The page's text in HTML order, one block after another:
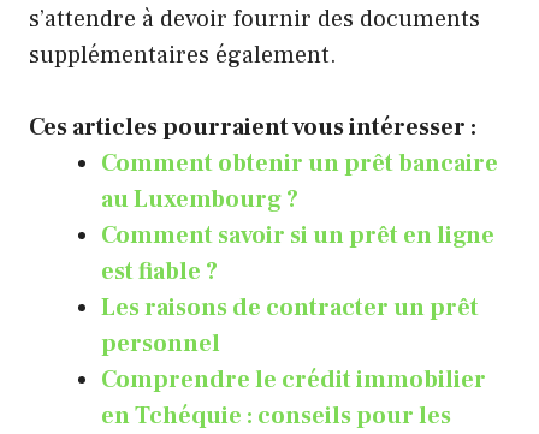
s’attendre à devoir fournir des documents
supplémentaires également.
Ces articles pourraient vous intéresser :
Comment obtenir un prêt bancaire
au Luxembourg ?
Comment savoir si un prêt en ligne
est fiable ?
Les raisons de contracter un prêt
personnel
Comprendre le crédit immobilier
en Tchéquie : conseils pour les